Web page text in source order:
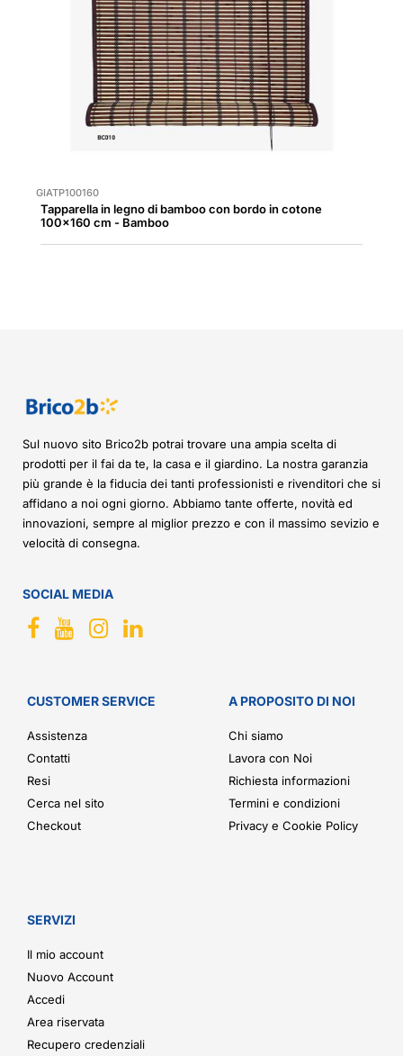
GIATP100160
Tapparella in legno di bamboo con bordo in cotone
100x160 cm - Bamboo
Sul nuovo sito Brico2b potrai trovare una ampia scelta di
prodotti per il fai da te, la casa e il giardino. La nostra garanzia
più grande è la fiducia dei tanti professionisti e rivenditori che si
affidano a noi ogni giorno. Abbiamo tante offerte, novità ed
innovazioni, sempre al miglior prezzo e con il massimo sevizio e
velocità di consegna.
SOCIAL MEDIA
CUSTOMER SERVICE
Assistenza
Contatti
Resi
Cerca nel sito
Checkout
A PROPOSITO DI NOI
Chi siamo
Lavora con Noi
Richiesta informazioni
Termini e condizioni
Privacy e Cookie Policy
SERVIZI
Il mio account
Nuovo Account
Accedi
Area riservata
Recupero credenziali